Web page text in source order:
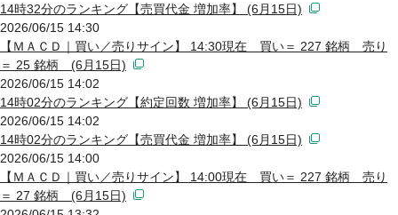
14時32分のランキング【売買代金 増加率】 (6月15日)
2026/06/15 14:30
【ＭＡＣＤ｜買い／売りサイン】 14:30現在 買い＝ 227 銘柄 売り
＝ 25 銘柄 (6月15日)
2026/06/15 14:02
14時02分のランキング【約定回数 増加率】 (6月15日)
2026/06/15 14:02
14時02分のランキング【売買代金 増加率】 (6月15日)
2026/06/15 14:00
【ＭＡＣＤ｜買い／売りサイン】 14:00現在 買い＝ 227 銘柄 売り
＝ 27 銘柄 (6月15日)